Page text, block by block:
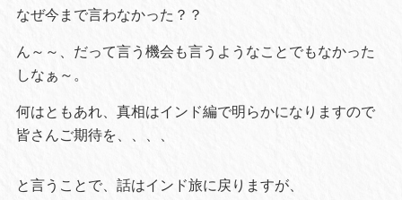
なぜ今まで言わなかった？？
ん～～、だって言う機会も言うようなことでもなかった
しなぁ～。
何はともあれ、真相はインド編で明らかになりますので
皆さんご期待を、、、、
と言うことで、話はインド旅に戻りますが、